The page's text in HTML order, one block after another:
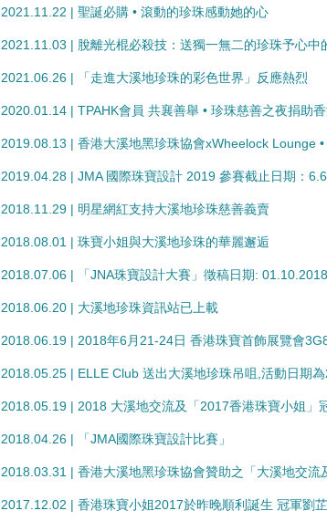
2021.11.22 | 聖誕必購 • 滾動的珍珠感動她的心
2021.11.03 | 脫離光棍必殺技：送獨一無二的珍珠予心中
2021.06.26 | 「走進大溪地珍珠的彩色世界」反應熱烈
2020.01.14 | TPAHK會員 共襄善舉 • 珍珠慈善之夜捐助
2019.08.13 | 香港大溪地黑珍珠協會xWheelock Lounge
2019.04.28 | JMA 國際珠寶設計 2019 參賽截止日期：
2018.11.29 | 明星網紅支持大溪地珍珠慈善義賣
2018.08.01 | 珠寶小姐與大溪地珍珠的華麗邂逅
2018.07.06 | 「JNA珠寶設計大賽」徵稿日期:
2018.06.20 | 大溪地珍珠資訊站已上載
2018.06.19 | 2018年6月21-24日 香港珠寶首飾展覽會
2018.05.25 | ELLE Club 送出大溪地珍珠吊咀,活動日期
2018.05.19 | 2018 大溪地交流及「2017香港珠寶小姐」
2018.04.26 | 「JMA國際珠寶設計比賽」
2018.03.31 | 香港大溪地黑珍珠協會贊助之「大溪地交流
2017.12.02 | 香港珠寶小姐2017於昨晚順利誕生 冠軍劉